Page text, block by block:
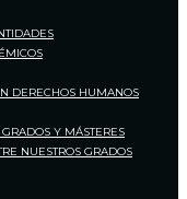
DERECHOS HUMANOS
Y MÁSTERES
NUESTROS GRADOS